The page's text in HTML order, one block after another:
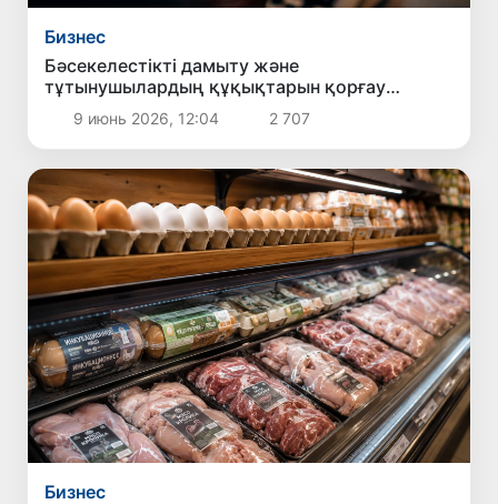
Бизнес
Бәсекелестікті дамыту және
тұтынушылардың құқықтарын қорғау
комитеті Әлем чемпионаты қарсаңында
букмекерлік жарнамаларға қатысты
шаралар қолданылатынын еске салды
9 июнь 2026, 12:04 2 707
Бизнес